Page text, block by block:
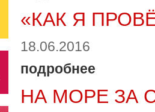
«КАК Я
18.06.2016
подробнее
НА МОРЕ ЗА